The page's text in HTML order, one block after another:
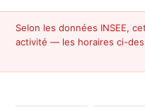
Selon les données INSEE,
activité — les horaires ci-